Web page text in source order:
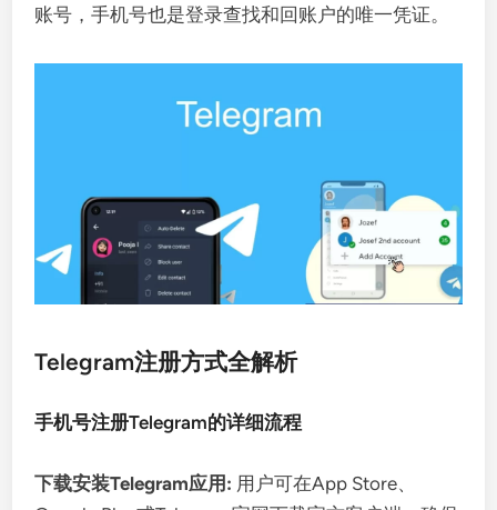
账号，手机号也是登录查找和回账户的唯一凭证。
Telegram注册方式全解析
手机号注册Telegram的详细流程
下载安装Telegram应用: 用户可在App Store、